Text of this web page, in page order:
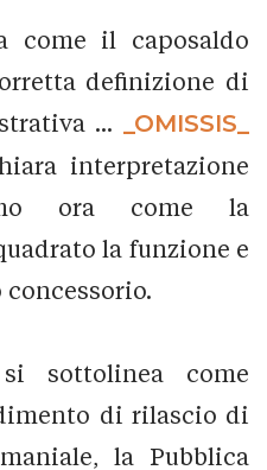
come il caposaldo
definizione di
...
_OMISSIS_
interpretazione
ora come la
la funzione e
sottolinea come
di rilascio di
la Pubblica